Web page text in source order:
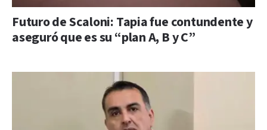
Futuro de Scaloni: Tapia fue contundente y
aseguró que es su “plan A, B y C”